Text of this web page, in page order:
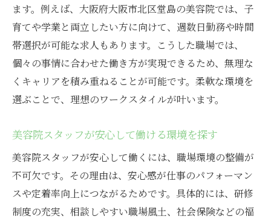
ます。例えば、大阪府大阪市北区堂島の美容院では、子
育てや学業と両立したい方に向けて、週数日勤務や時間
帯選択が可能な求人もあります。こうした職場では、
個々の事情に合わせた働き方が実現できるため、無理な
くキャリアを積み重ねることが可能です。柔軟な環境を
選ぶことで、理想のワークスタイルが叶います。
美容院スタッフが安心して働ける環境を探す
美容院スタッフが安心して働くには、職場環境の整備が
不可欠です。その理由は、安心感が仕事のパフォーマン
スや定着率向上につながるためです。具体的には、研修
制度の充実、相談しやすい職場風土、社会保険などの福